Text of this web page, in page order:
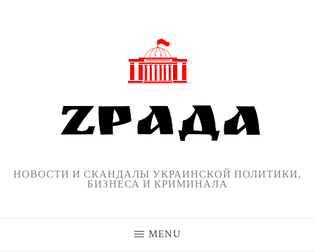
НОВОСТИ И СКАНДАЛЫ УКРАИНСКОЙ ПОЛИТИКИ,
БИЗНЕСА И КРИМИНАЛА
MENU